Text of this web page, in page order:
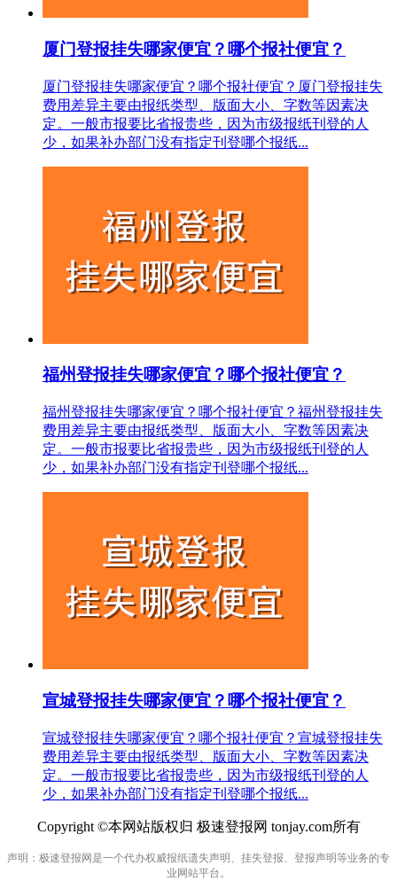
厦门登报挂失哪家便宜？哪个报社便宜？
厦门登报挂失哪家便宜？哪个报社便宜？厦门登报挂失
费用差异主要由报纸类型、版面大小、字数等因素决
定。一般市报要比省报贵些，因为市级报纸刊登的人
少，如果补办部门没有指定刊登哪个报纸...
福州登报挂失哪家便宜？哪个报社便宜？
福州登报挂失哪家便宜？哪个报社便宜？福州登报挂失
费用差异主要由报纸类型、版面大小、字数等因素决
定。一般市报要比省报贵些，因为市级报纸刊登的人
少，如果补办部门没有指定刊登哪个报纸...
宣城登报挂失哪家便宜？哪个报社便宜？
宣城登报挂失哪家便宜？哪个报社便宜？宣城登报挂失
费用差异主要由报纸类型、版面大小、字数等因素决
定。一般市报要比省报贵些，因为市级报纸刊登的人
少，如果补办部门没有指定刊登哪个报纸...
Copyright ©本网站版权归 极速登报网 tonjay.com所有
声明：极速登报网是一个代办权威报纸遗失声明、挂失登报、登报声明等业务的专
业网站平台。